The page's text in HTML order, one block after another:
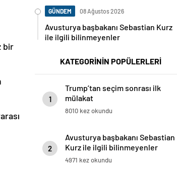
bir
GÜNDEM 08 Ağustos 2026
Avusturya başbakanı Sebastian Kurz
ile ilgili bilinmeyenler
KATEGORİNİN POPÜLERLERİ
1
Trump’tan seçim sonrası ilk
mülakat
8010 kez okundu
2
Avusturya başbakanı Sebastian
Kurz ile ilgili bilinmeyenler
4971 kez okundu